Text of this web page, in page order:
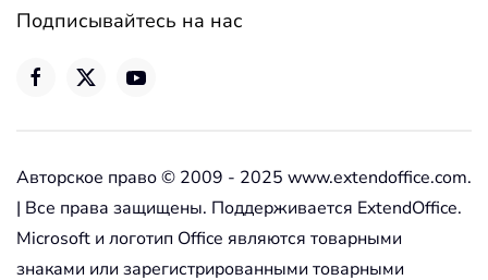
Подписывайтесь на нас
Авторское право © 2009 - 2025 www.extendoffice.com.
| Все права защищены. Поддерживается ExtendOffice.
Microsoft и логотип Office являются товарными
знаками или зарегистрированными товарными